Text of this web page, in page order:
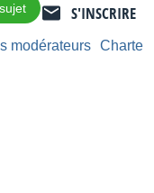
S'INSCRIRE
Charte
modérateurs